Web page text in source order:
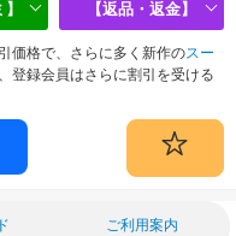
【返品・返金】
価格で、さらに多く新作のスー
登録会員はさらに割引を受ける
ご利用案内